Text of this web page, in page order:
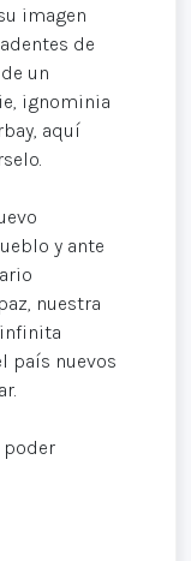
imagen
de
un
ignominia
aquí
y ante
nuestra
país nuevos
poder